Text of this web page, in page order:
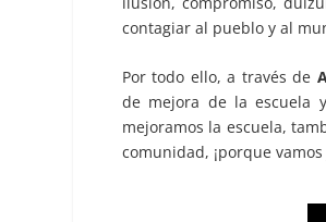
contagiar al pueblo y al
Por todo ello, a través de
de mejora de la escuela
mejoramos la escuela,
comunidad, ¡porque